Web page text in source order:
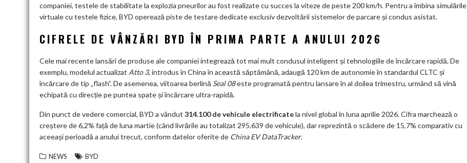
companiei, testele de stabilitate la explozia pneurilor au fost realizate cu succes la viteze de peste 200 km/h. Pentru a îmbina simulările
virtuale cu testele fizice, BYD operează piste de testare dedicate exclusiv dezvoltării sistemelor de parcare și condus asistat.
CIFRELE DE VÂNZĂRI BYD ÎN PRIMA PARTE A ANULUI 2026
Cele mai recente lansări de produse ale companiei integrează tot mai mult condusul inteligent și tehnologiile de încărcare rapidă. De
exemplu, modelul actualizat Atto 3, introdus în China în această săptămână, adaugă 120 km de autonomie în standardul CLTC și
încărcare de tip „flash”. De asemenea, viitoarea berlină Seal 08este programată pentru lansare în al doilea trimestru, urmând să vină
echipată cu direcție pe puntea spate și încărcare ultra-rapidă.
Din punct de vedere comercial, BYD a vândut 314.100 de vehicule electrificatela nivel global în luna aprilie 2026. Cifra marchează o
creștere de 6,2% față de luna martie (când livrările au totalizat 295.639 de vehicule), dar reprezintă o scădere de 15,7% comparativ cu
aceeași perioadă a anului trecut, conform datelor oferite de China EV DataTracker.
NEWS BYD